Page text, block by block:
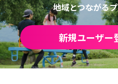
地域とつながる
新規ユーザー